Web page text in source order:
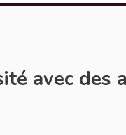
avec des